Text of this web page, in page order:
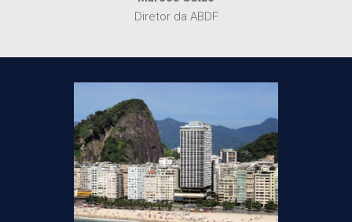
Diretor da ABDF